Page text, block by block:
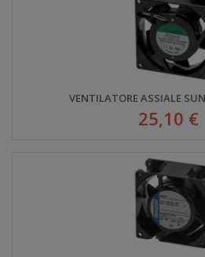
VENTILATORE ASSIALE
25,10 €